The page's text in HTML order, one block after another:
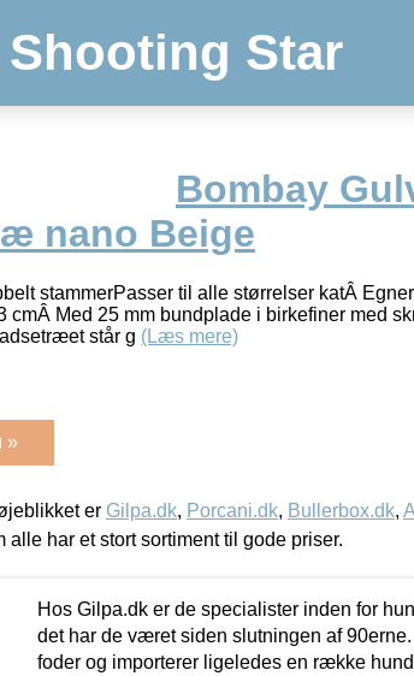
Shooting Star
Bombay
nano Beige
stammerPasser til alle størrelser katÂ
cmÂ Med 25 mm bundplade i birkefiner med
står g (Læs mere)
»
er Gilpa.dk, Porcani.dk, Bullerbox.dk,
alle har et stort sortiment til gode priser.
Hos Gilpa.dk er de specialister inden for
det har de været siden slutningen af
foder og importerer ligeledes en række